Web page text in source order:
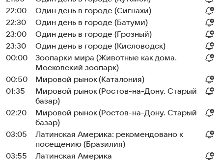
22:00
Один день в городе (Сигнахи)
22:30
Один день в городе (Батуми)
23:00
Один день в городе (Грозный)
23:30
Один день в городе (Кисловодск)
00:00
Зоопарки мира (Животные как дома.
Московский зоопарк)
00:50
Мировой рынок (Каталония)
01:35
Мировой рынок (Ростов-на-Дону. Старый
базар)
02:20
Мировой рынок (Ростов-на-Дону. Старый
базар)
03:05
Латинская Америка: рекомендовано к
посещению (Бразилия)
03:55
Латинская Америка